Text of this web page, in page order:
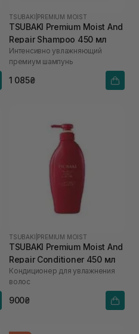
TSUBAKI PREMIUM MOIST
TSUBAKI Premium Moist And
Repair Shampoo 450 мл
Интенсивно увлажняющий
премиум шампунь
1 085₴
TSUBAKI PREMIUM MOIST
TSUBAKI Premium Moist And
Repair Conditioner 450 мл
Кондиционер для увлажнения
волос
900₴